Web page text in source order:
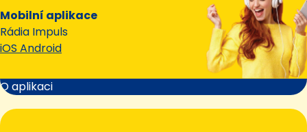
Mobilní aplikace
Rádia Impuls
iOS Android
O aplikaci